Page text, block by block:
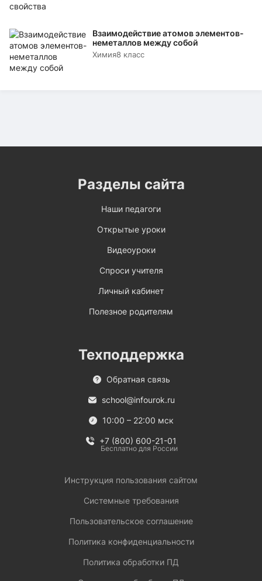
Взаимодействие атомов элементов-
неметаллов между собой
Химия8 класс
Разделы сайта
Наши педагоги
Открытые уроки
Видеоуроки
Спроси учителя
Личный кабинет
Полезное родителям
Техподдержка
Обратная связь
school@infourok.ru
10:00 – 22:00 мск
+7 (800) 600-21-01
Бесплатно для России
Инструкция пользования сайтом
Системные требования
Пользовательское соглашение
Политика конфиденциальности
Политика обработки ПД